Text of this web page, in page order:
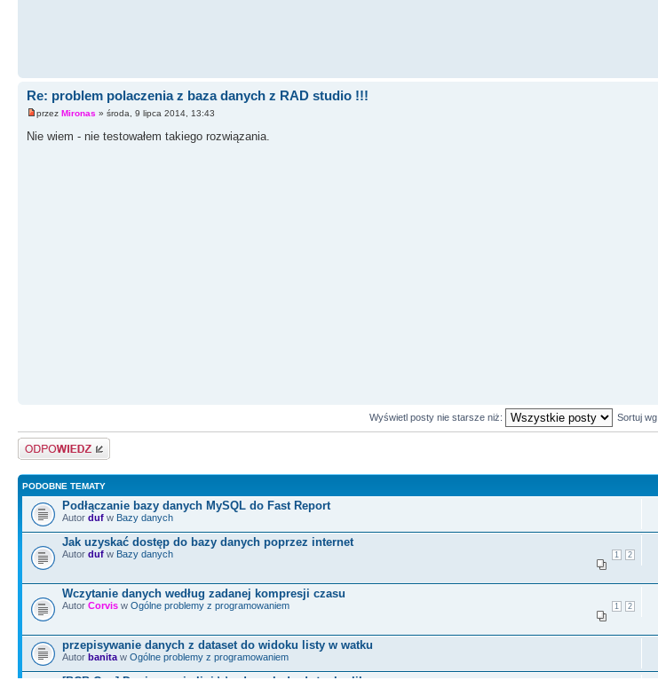
Re: problem polaczenia z baza danych z RAD studio !!!
przez Mironas » środa, 9 lipca 2014, 13:43
Nie wiem - nie testowałem takiego rozwiązania.
Wyświetl posty nie starsze niż: Sortuj wg
Odpowiedz
PODOBNE TEMATY
Podłączanie bazy danych MySQL do Fast Report
Autor duf w Bazy danych
Jak uzyskać dostęp do bazy danych poprzez internet
1 2
Autor duf w Bazy danych
Wczytanie danych według zadanej kompresji czasu
1 2
Autor Corvis w Ogólne problemy z programowaniem
przepisywanie danych z dataset do widoku listy w watku
Autor banita w Ogólne problemy z programowaniem
[BCB C++] Dopisywanie lini \r\n danych do dużych pliku